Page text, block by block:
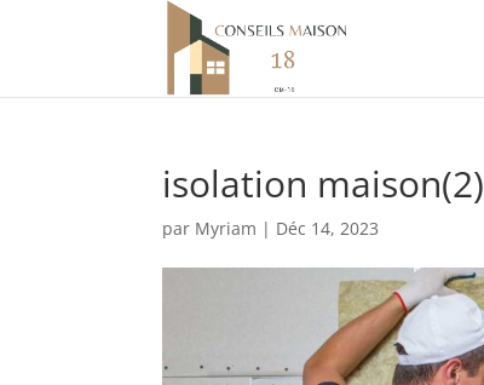
isolation maison(2)
par Myriam | Déc 14, 2023